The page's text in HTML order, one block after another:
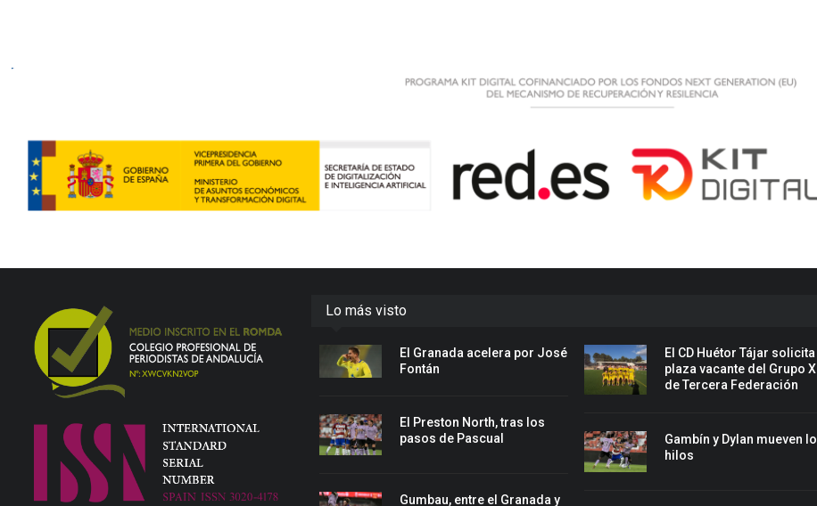
Lo más visto
El Granada acelera por José
Fontán
El Preston North, tras los
pasos de Pascual
Gumbau, entre el Granada y
El CD Huétor Tájar solicita
plaza vacante del Grupo X
de Tercera Federación
Gambín y Dylan mueven
hilos